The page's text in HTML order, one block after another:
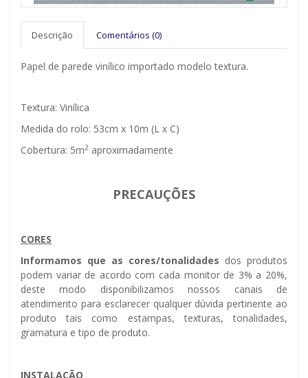
Descrição Comentários (0)
Papel de parede vinílico importado modelo textura.
Textura: Vinílica
Medida do rolo: 53cm x 10m (L x C)
Cobertura: 5m2 aproximadamente
PRECAUÇÕES
CORES
Informamos que as cores/tonalidades dos produtos
podem variar de acordo com cada monitor de 3% a 20%,
deste modo disponibilizamos nossos canais de
atendimento para esclarecer qualquer dúvida pertinente ao
produto tais como estampas, texturas, tonalidades,
gramatura e tipo de produto.
INSTALAÇÃO